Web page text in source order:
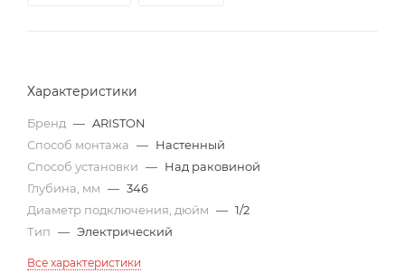
Характеристики
Бренд — ARISTON
Способ монтажа — Настенный
Способ установки — Над раковиной
Глубина, мм — 346
Диаметр подключения, дюйм — 1/2
Тип — Электрический
Все характеристики